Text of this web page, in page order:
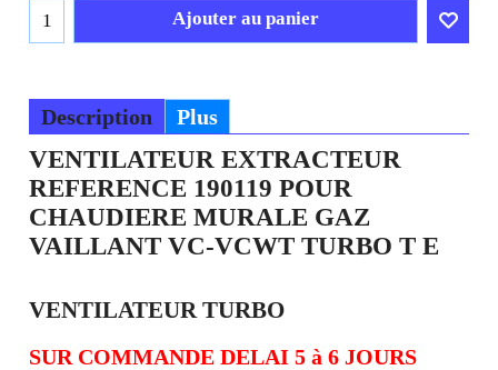
Ajouter au panier
Description Plus
VENTILATEUR EXTRACTEUR
REFERENCE 190119 POUR
CHAUDIERE MURALE GAZ
VAILLANT VC-VCWT TURBO T E
VENTILATEUR TURBO
SUR COMMANDE DELAI 5 à 6 JOURS